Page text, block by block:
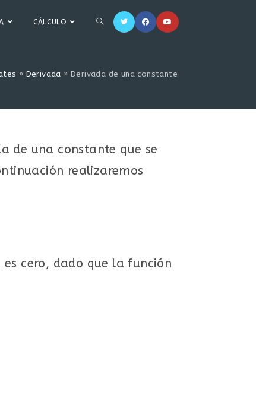
CÁLCULO
» Derivada » Derivada de una constante
de una constante que se
realizaremos
cero, dado que la función